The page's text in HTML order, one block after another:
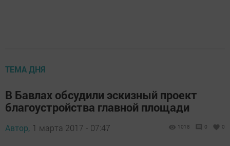
ТЕМА ДНЯ
В Бавлах обсудили эскизный проект
благоустройства главной площади
Автор, 1 марта 2017 - 07:47 1018 0 0